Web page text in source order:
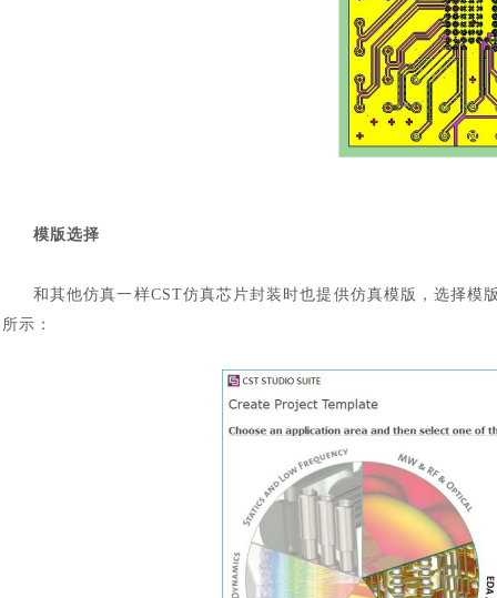
模版选择
和其他仿真一样CST仿真芯片封装时也提供仿真模版，选择模
所示：